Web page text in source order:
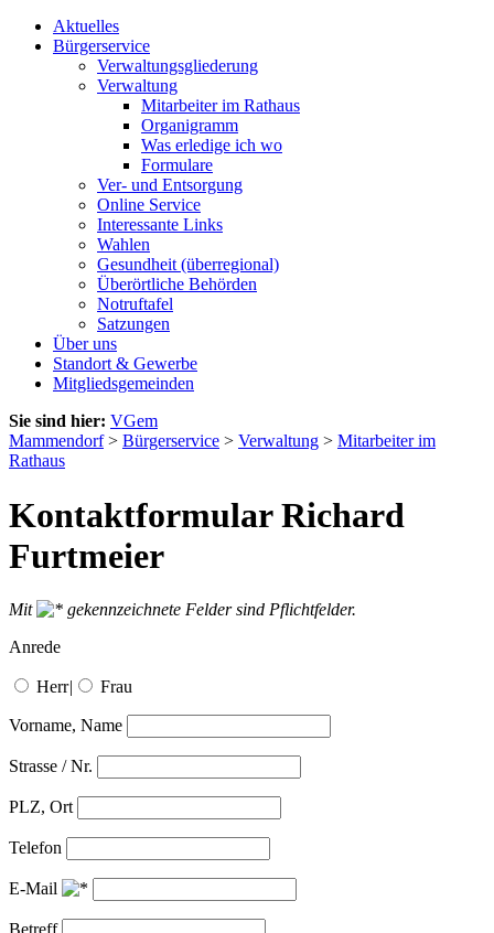
Aktuelles
Bürgerservice
Verwaltungsgliederung
Verwaltung
Mitarbeiter im Rathaus
Organigramm
Was erledige ich wo
Formulare
Ver- und Entsorgung
Online Service
Interessante Links
Wahlen
Gesundheit (überregional)
Überörtliche Behörden
Notruftafel
Satzungen
Über uns
Standort & Gewerbe
Mitgliedsgemeinden
Sie sind hier: VGem
Mammendorf> Bürgerservice > Verwaltung > Mitarbeiter im
Rathaus
Kontaktformular Richard
Furtmeier
Mit
gekennzeichnete Felder sind Pflichtfelder.
Anrede
Herr| Frau
Vorname, Name
Strasse / Nr.
PLZ, Ort
Telefon
E-Mail
Betreff